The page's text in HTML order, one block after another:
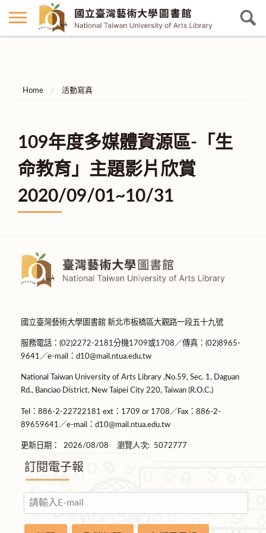
Home 活動寫真
109年度多媒體資源區-「生
命教育」主題影片欣賞
2020/09/01~10/31
國立臺灣藝術大學圖書館 新北市板橋區大觀路一段五十九號
服務電話：(02)2272-2181分機1709或1708／傳真：(02)8965-
9641／e-mail：d10@mail.ntua.edu.tw
National Taiwan University of Arts Library ,No.59, Sec. 1, Daguan
Rd., Banciao District, New Taipei City 220, Taiwan (R.O.C.)
Tel：886-2-22722181 ext：1709 or 1708／Fax：886-2-
89659641／e-mail：d10@mail.ntua.edu.tw
更新日期： 2026/08/08 瀏覽人次: 5072777
訂閱電子報